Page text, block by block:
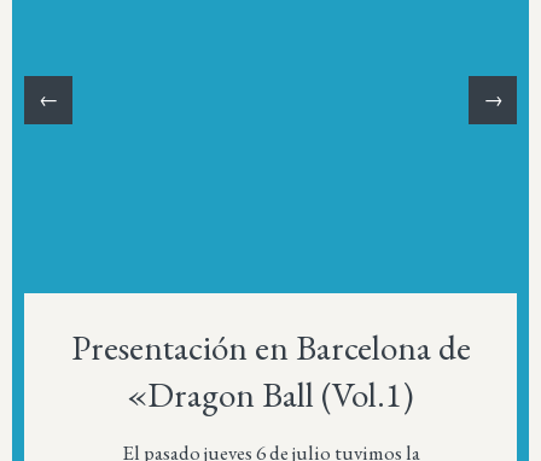
← →
Presentación en Barcelona de
«Dragon Ball (Vol.1)
El pasado jueves 6 de julio tuvimos la